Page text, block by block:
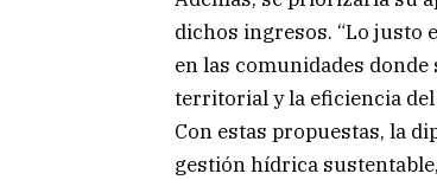
dichos ingresos. “Lo justo
en las comunidades
territorial y la eficiencia del
Con estas propuestas, la
gestión hídrica